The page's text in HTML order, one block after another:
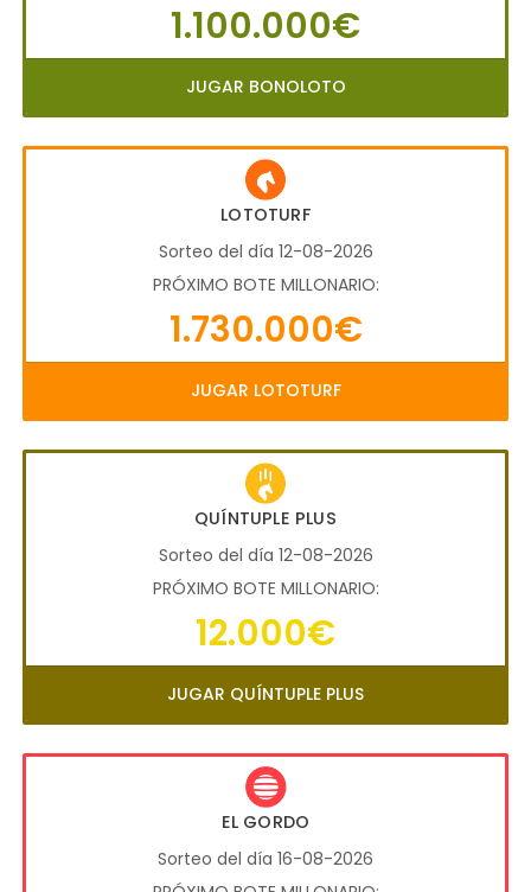
1.100.000€
JUGAR BONOLOTO
LOTOTURF
Sorteo del día 12-08-2026
PRÓXIMO BOTE MILLONARIO:
1.730.000€
JUGAR LOTOTURF
QUÍNTUPLE PLUS
Sorteo del día 12-08-2026
PRÓXIMO BOTE MILLONARIO:
12.000€
JUGAR QUÍNTUPLE PLUS
EL GORDO
Sorteo del día 16-08-2026